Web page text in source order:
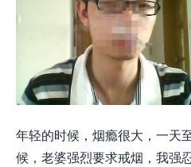
年轻的时候，烟瘾很大，一天
候，老婆强烈要求戒烟，我强